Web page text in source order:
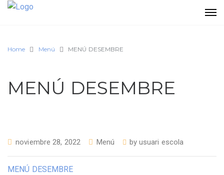
Home Menú MENÚ DESEMBRE
MENÚ DESEMBRE
noviembre 28, 2022 Menú by usuari escola
MENÚ DESEMBRE